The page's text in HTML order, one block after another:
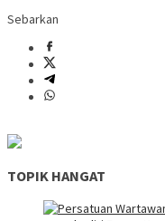
Sebarkan
TOPIK HANGAT